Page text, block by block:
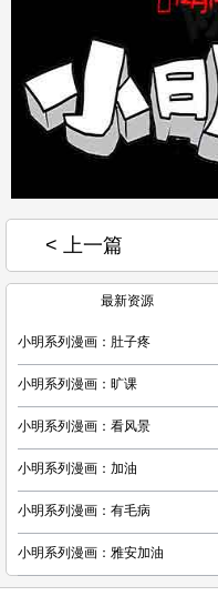
< 上一篇
最新资源
小明系列漫画：肚子疼
小明系列漫画：旷课
小明系列漫画：看风景
小明系列漫画：加油
小明系列漫画：有毛病
小明系列漫画：雅安加油